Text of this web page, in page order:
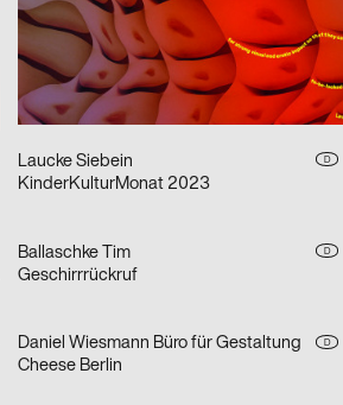
Studio LA
17e Festival cinémas d’Afrique – Lausanne
Laucke Siebein D
KinderKulturMonat 2023
Ballaschke Tim D
Geschirrrückruf
Daniel Wiesmann Büro für Gestaltung D
Cheese Berlin